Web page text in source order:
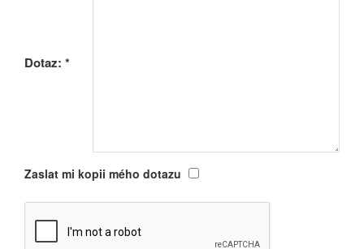
Dotaz: *
Zaslat mi kopii mého dotazu